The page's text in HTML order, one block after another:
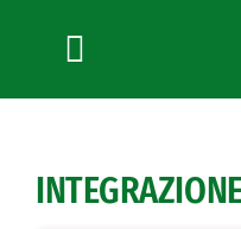
Toggle
Navigation
News